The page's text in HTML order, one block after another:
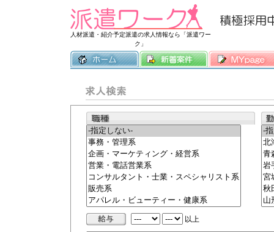
人材派遣・紹介予定派遣の求人情報なら「派遣ワー
ク」
常時3500件以
以上